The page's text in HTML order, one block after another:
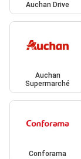
Auchan Drive
Auchan
Supermarché
Conforama